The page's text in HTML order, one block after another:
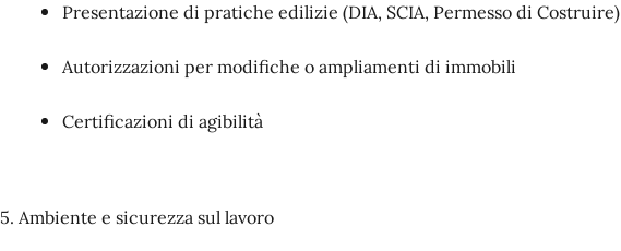
Presentazione di pratiche edilizie (DIA, SCIA, Permesso di Costruire)
Autorizzazioni per modifiche o ampliamenti di immobili
Certificazioni di agibilità
5. Ambiente e sicurezza sul lavoro